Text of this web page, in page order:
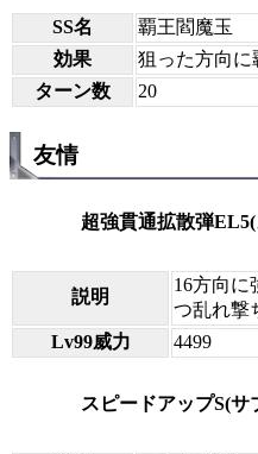
SS名
覇王閻魔玉
効果
狙った方向に
ターン数
20
友情
超強貫通拡散弾
説明
16方向に
つ乱れ撃
Lv99威力
4499
スピードアップS(サ